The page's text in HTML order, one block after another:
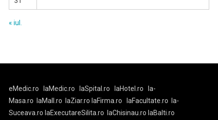
« iul.
eMedic.ro laMedic.ro laSpital.ro laHotel.ro
la-
Masa.ro
laMall.ro laZiar.ro laFirma.ro laFacultate.ro
la-
Suceava.ro laExecutareSilita.ro laChisinau.ro laBalti.ro